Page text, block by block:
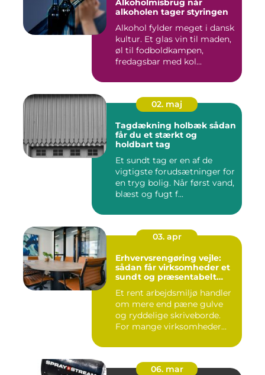
alkoholen tager styringen
Alkohol fylder meget i dansk
kultur. Et glas vin til maden,
øl til fodboldkampen,
fredagsbar med kol...
02. maj
Tagdækning holbæk sådan
får du et stærkt og
holdbart tag
Et sundt tag er en af de
vigtigste forudsætninger for
en tryg bolig. Når først vand,
blæst og fugt f...
03. apr
Erhvervsrengøring vejle:
sådan får virksomheder et
sundt og præsentabelt
Et rent arbejdsmiljø handler
om mere end pæne gulve
og ryddelige skriveborde.
For mange virksomheder...
06. mar